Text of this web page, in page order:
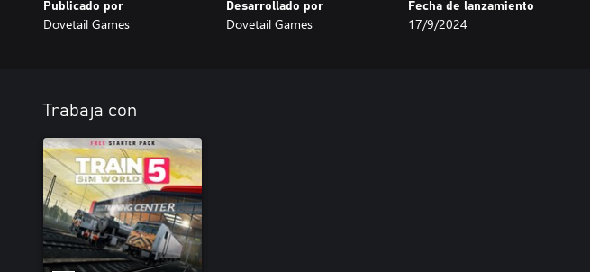
Publicado por
Dovetail Games
Desarrollado por
Dovetail Games
Fecha de lanzamiento
17/9/2024
Trabaja con